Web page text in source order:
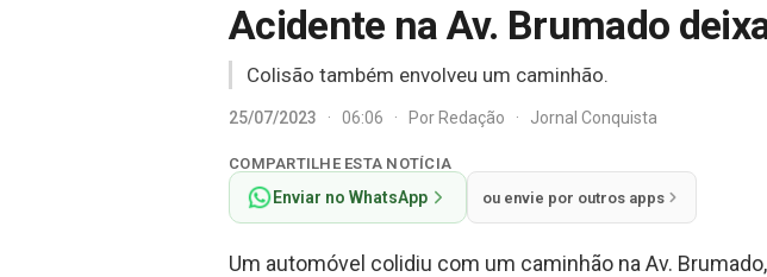
Acidente na Av. Brumado
Colisão também envolveu um caminhão.
25/07/2023 · 06:06 · PorRedação · Jornal Conquista
COMPARTILHE ESTA NOTÍCIA
Enviar no WhatsApp ou envie por outros apps
Um automóvel colidiu com um caminhão na Av.